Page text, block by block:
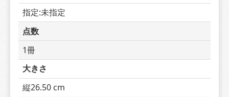
指定:未指定
点数
1冊
大きさ
縦26.50 cm